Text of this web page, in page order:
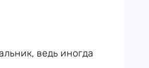
ведь иногда